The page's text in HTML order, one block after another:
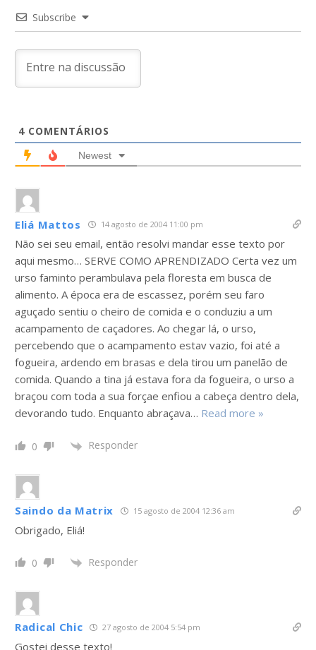
Subscribe
4 COMENTÁRIOS
Newest
Eliá Mattos 14 agosto de 2004 11:00 pm
Não sei seu email, então resolvi mandar esse texto por
aqui mesmo… SERVE COMO APRENDIZADO Certa vez um
urso faminto perambulava pela floresta em busca de
alimento. A época era de escassez, porém seu faro
aguçado sentiu o cheiro de comida e o conduziu a um
acampamento de caçadores. Ao chegar lá, o urso,
percebendo que o acampamento estav vazio, foi até a
fogueira, ardendo em brasas e dela tirou um panelão de
comida. Quando a tina já estava fora da fogueira, o urso a
braçou com toda a sua forçae enfiou a cabeça dentro dela,
devorando tudo. Enquanto abraçava… Read more »
0 Responder
Saindo da Matrix 15 agosto de 2004 12:36 am
Obrigado, Eliá!
0 Responder
Radical Chic 27 agosto de 2004 5:54 pm
Gostei desse texto!